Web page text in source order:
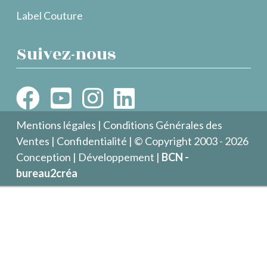
Label Couture
Suivez-nous
Mentions légales | Conditions Générales des
Ventes | Confidentialité | © Copyright 2003 - 2026
Conception | Développement | BCN -
bureau2créa